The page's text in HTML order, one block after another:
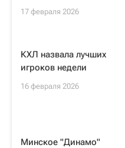
17 февраля 2026
КХЛ назвала лучших
игроков недели
16 февраля 2026
Минское "Динамо"